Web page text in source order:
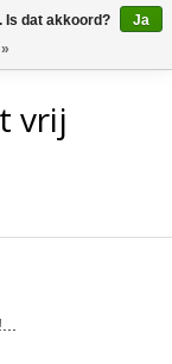
vrij
Is dat akkoord?
Ja